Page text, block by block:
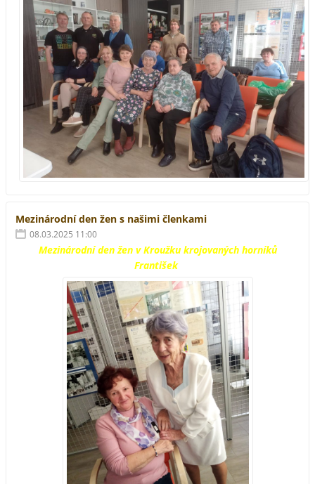
Mezinárodní den žen s našimi členkami
08.03.2025 11:00
Mezinárodní den žen v Kroužku krojovaných horníků
František